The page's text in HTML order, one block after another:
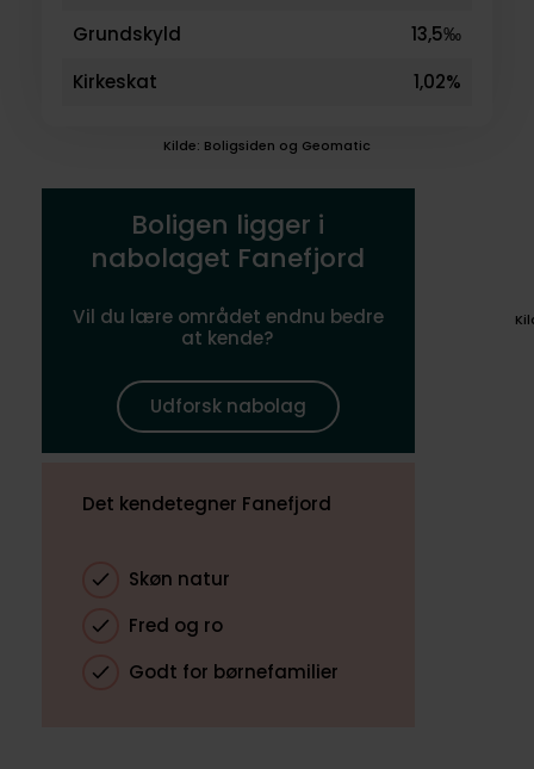
Grundskyld
13,5‰
Kirkeskat
1,02%
Kilde: Boligsiden og Geomatic
Boligen ligger i
nabolaget Fanefjord
Vil du lære området endnu bedre
at kende?
Udforsk nabolag
Det kendetegner Fanefjord
Skøn natur
Fred og ro
Godt for børnefamilier